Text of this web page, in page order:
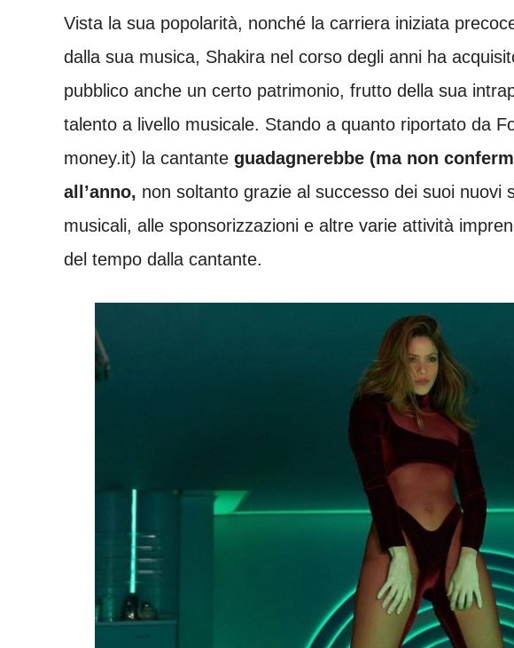
Vista la sua popolarità, nonché la carriera iniziata
dalla sua musica, Shakira nel corso degli anni ha
pubblico anche un certo patrimonio, frutto della sua
talento a livello musicale. Stando a quanto riportato da
money.it) la cantante guadagnerebbe (ma non
all’anno, non soltanto grazie al successo dei suoi nuovi
musicali, alle sponsorizzazioni e altre varie attività
del tempo dalla cantante.